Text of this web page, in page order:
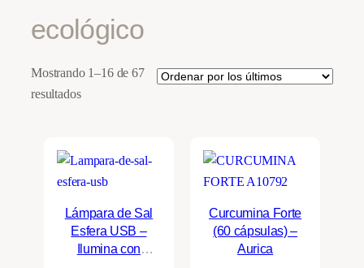
ecológico
Mostrando 1–16 de 67
resultadosOrdenado
últimos
Lámpara de Sal
Esfera USB –
Ilumina con
Curcumina Forte
(60 cápsulas) –
Aurica